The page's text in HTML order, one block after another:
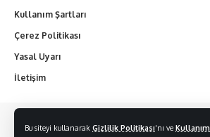
Bu siteyi kullanarak Gizlilik Politikası'nı ve Kullanım
Kullanım Şartları
Çerez Politikası
Yasal Uyarı
İletişim
kopyalanamaz.